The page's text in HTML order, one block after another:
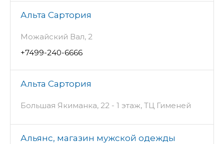
Альта Сартория
Можайский Вал, 2
+7499-240-6666
Альта Сартория
Большая Якиманка, 22 - 1 этаж, ТЦ Гименей
Альянс, магазин мужской одежды